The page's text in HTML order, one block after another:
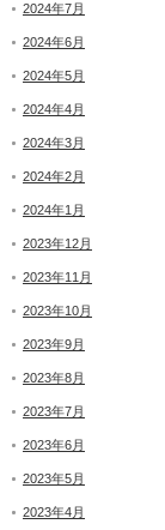
2024年7月
2024年6月
2024年5月
2024年4月
2024年3月
2024年2月
2024年1月
2023年12月
2023年11月
2023年10月
2023年9月
2023年8月
2023年7月
2023年6月
2023年5月
2023年4月